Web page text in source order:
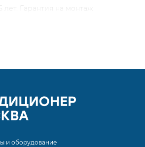
лет. Гарантия на монтаж
Hisense AS-
и Московской области.
и оборудование